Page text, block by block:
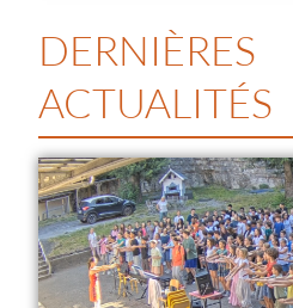
DERNIÈRES
ACTUALITÉS